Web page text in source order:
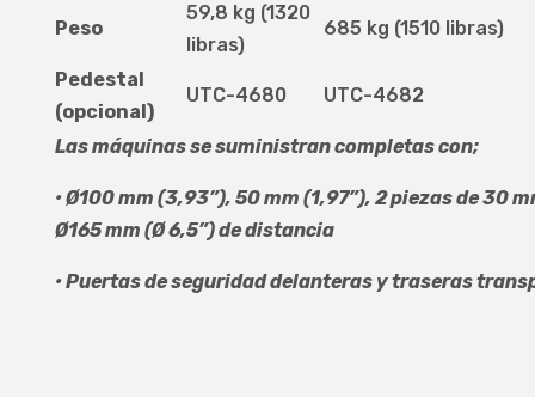
Peso
59,8 kg (1320
libras)
685 kg (1510 libras)
Pedestal
(opcional)
UTC-4680 UTC-4682
Las máquinas se suministran completas con;
• Ø100 mm (3,93”), 50 mm (1,97”), 2 piezas de 30
Ø165 mm (Ø 6,5”) de distancia
• Puertas de seguridad delanteras y traseras